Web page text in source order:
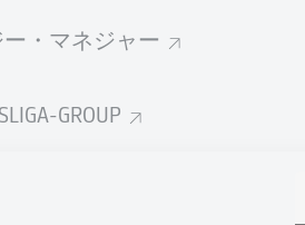
・マネジャー
GROUP
ン 2024/2025